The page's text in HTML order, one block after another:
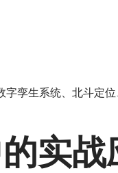
孪生系统、北斗定位
实战